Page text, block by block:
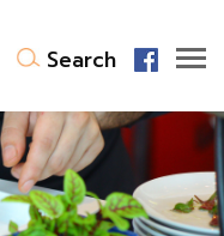
Search